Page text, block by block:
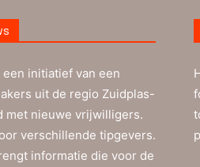
initiatief van een
uit de regio Zuidplas-
met nieuwe vrijwilligers.
verschillende tipgevers.
informatie die voor de